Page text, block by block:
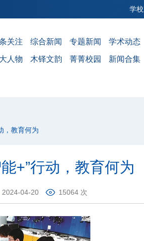
学
关注 综合新闻 专题新闻 学术动态
人物 木铎文韵 菁菁校园 新闻合集
，教育何为
+”行动，教育何为
2024-04-20 15064 次